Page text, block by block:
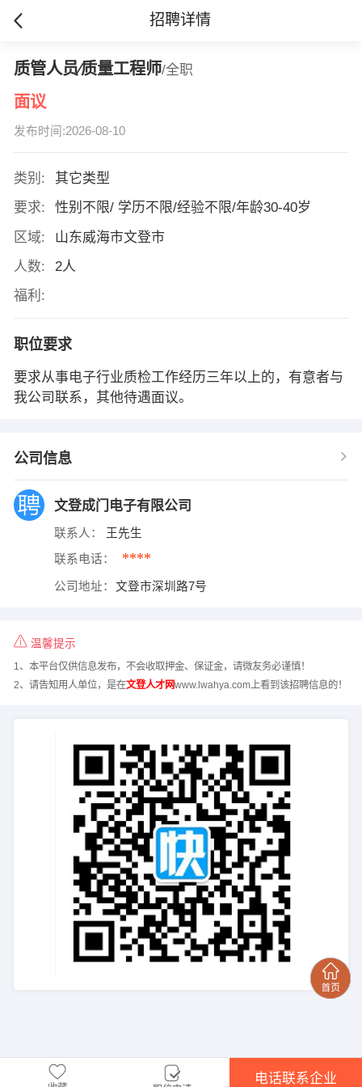
招聘详情
质管人员∕质量工程师/全职
面议
发布时间:2026-08-10
类别:
其它类型
要求:
性别不限/ 学历不限/经验不限/年龄30-40岁
区域:
山东威海市文登市
人数:
2人
福利:
职位要求
要求从事电子行业质检工作经历三年以上的，有意者与
我公司联系，其他待遇面议。
公司信息
文登成门电子有限公司
联系人： 王先生
联系电话： ****
公司地址： 文登市深圳路7号
温馨提示
1、本平台仅供信息发布，不会收取押金、保证金，请微友务必谨慎！
2、请告知用人单位，是在文登人才网www.lwahya.com上看到该招聘信息的！
电话联系企业